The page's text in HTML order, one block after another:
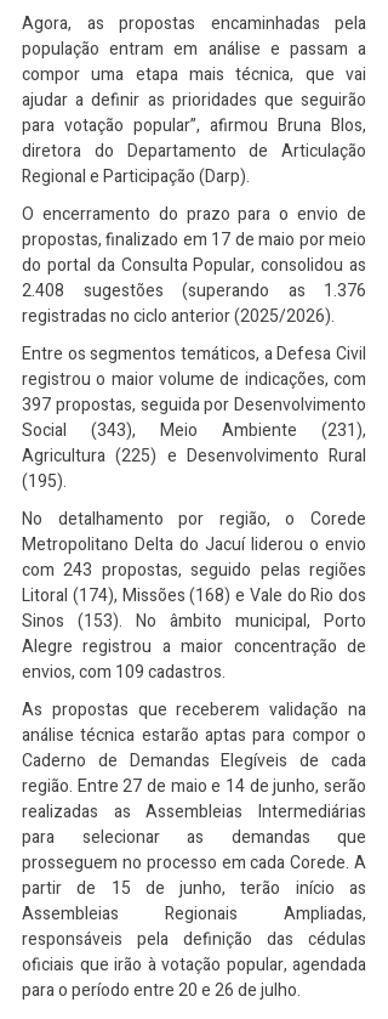
Agora, as propostas encaminhadas pela
população entram em análise e passam a
compor uma etapa mais técnica, que vai
ajudar a definir as prioridades que seguirão
para votação popular”, afirmou Bruna Blos,
diretora do Departamento de Articulação
Regional e Participação (Darp).
O encerramento do prazo para o envio de
propostas, finalizado em 17 de maio por meio
do portal da Consulta Popular, consolidou as
2.408 sugestões (superando as 1.376
registradas no ciclo anterior (2025/2026).
Entre os segmentos temáticos, a Defesa Civil
registrou o maior volume de indicações, com
397 propostas, seguida por Desenvolvimento
Social (343), Meio Ambiente (231),
Agricultura (225) e Desenvolvimento Rural
(195).
No detalhamento por região, o Corede
Metropolitano Delta do Jacuí liderou o envio
com 243 propostas, seguido pelas regiões
Litoral (174), Missões (168) e Vale do Rio dos
Sinos (153). No âmbito municipal, Porto
Alegre registrou a maior concentração de
envios, com 109 cadastros.
As propostas que receberem validação na
análise técnica estarão aptas para compor o
Caderno de Demandas Elegíveis de cada
região. Entre 27 de maio e 14 de junho, serão
realizadas as Assembleias Intermediárias
para selecionar as demandas que
prosseguem no processo em cada Corede. A
partir de 15 de junho, terão início as
Assembleias Regionais Ampliadas,
responsáveis pela definição das cédulas
oficiais que irão à votação popular, agendada
para o período entre 20 e 26 de julho.